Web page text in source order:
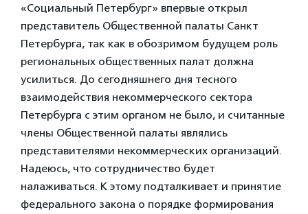
«Социальный Петербург» впервые открыл
представитель Общественной палаты Санкт
Петербурга, так как в обозримом будущем роль
региональных общественных палат должна
усилиться. До сегодняшнего дня тесного
взаимодействия некоммерческого сектора
Петербурга с этим органом не было, и считанные
члены Общественной палаты являлись
представителями некоммерческих организаций.
Надеюсь, что сотрудничество будет
налаживаться. К этому подталкивает и принятие
федерального закона о порядке формирования